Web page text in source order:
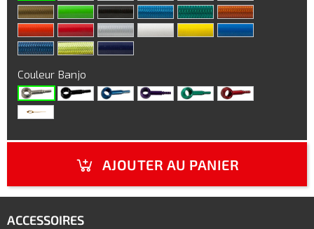
Couleur Banjo
AJOUTER AU PANIER
ACCESSOIRES